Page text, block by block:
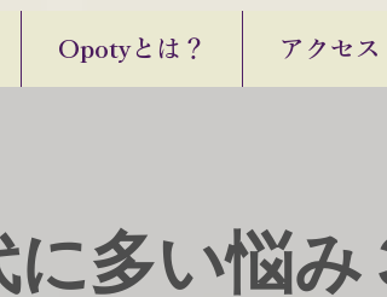
Opotyとは？ アクセス
に多い悩み